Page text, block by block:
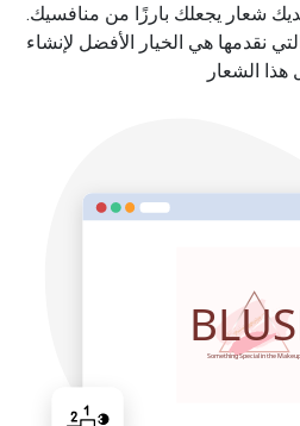
شعار يجعلك بارزًا من منافسيك.
نقدمها هي الخيار الأفضل لإنشاء